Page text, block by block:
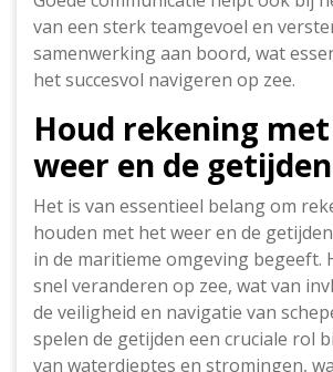
van een sterk teamgevoel en
samenwerking aan boord, wat
het succesvol navigeren op zee.
Houd rekening
weer en de
Het is van essentieel belang om
houden met het weer en de
in de maritieme omgeving begeeft.
snel veranderen op zee, wat van
de veiligheid en navigatie van
spelen de getijden een cruciale rol
van waterdieptes en stromingen,